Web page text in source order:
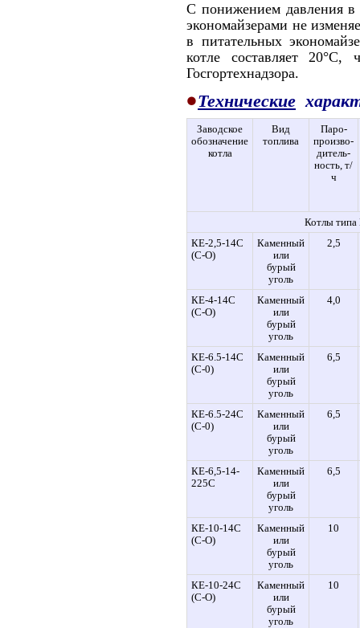
С понижением давления в
экономайзерами не
в питательных
котле со­ставляет 20°С,
Госгортехнадзора.
• Технические
Заводское
обозначение
котла
Вид
топлива
Паро-
произво-
дитель-
ность, т/
ч
Котлы
КЕ-2,5-14С
(С-О)
Каменный
или
бурый
уголь
2,5
КЕ-4-14С
(С-О)
Каменный
или
бурый
уголь
4,0
КЕ-6.5-14С
(С-0)
Каменный
или
бурый
уголь
6,5
КЕ-6.5-24С
(С-0)
Каменный
или
бурый
уголь
6,5
КЕ-6,5-14-
225С
Каменный
или
бурый
уголь
6,5
КЕ-10-14С
(С-О)
Каменный
или
бурый
уголь
10
КЕ-10-24С
(С-О)
Каменный
или
бурый
уголь
10